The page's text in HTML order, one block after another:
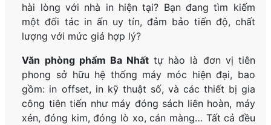
hài lòng với nhà in hiện tại? Bạn đang tìm kiếm
một đối tác in ấn uy tín, đảm bảo tiến độ, chất
lượng với mức giá hợp lý?
Văn phòng phẩm Ba Nhất tự hào là đơn vị tiên
phong sở hữu hệ thống máy móc hiện đại, bao
gồm: in offset, in kỹ thuật số, và các thiết bị gia
công tiên tiến như máy đóng sách liên hoàn, máy
xén, đóng kim, đóng lò xo, cán màng… Tất cả đều